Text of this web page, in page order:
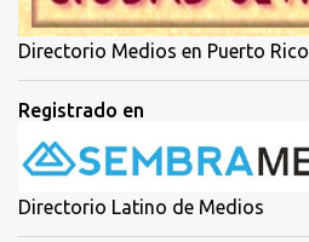
Directorio Medios en Puerto Rico
Registrado en
Directorio Latino de Medios